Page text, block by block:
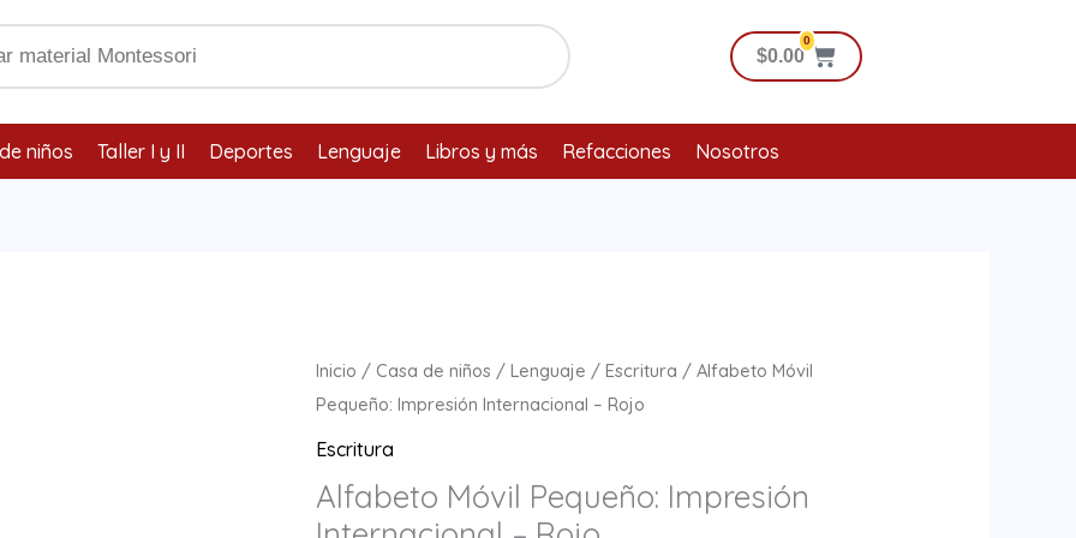
$0.00
0
Cart
niños Taller I y II Deportes Lenguaje Libros y más Refacciones Nosotros
Inicio / Casa de niños /Lenguaje /Escritura / Alfabeto Móvil
Pequeño: Impresión Internacional – Rojo
Escritura
Alfabeto Móvil Pequeño: Impresión
Alfabeto
Móvil
Pequeño:
Internacional